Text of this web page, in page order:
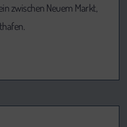
zwischen Neuem Markt,